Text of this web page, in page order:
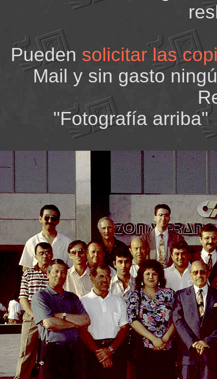
Pueden solicitar las
Mail y sin gasto
"Fotografía